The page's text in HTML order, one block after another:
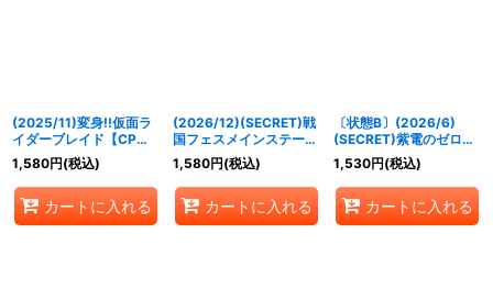
(2025/11)変身!!仮面ラ
イダーブレイド【CP】
{CB34-CP03}《黄》
1,580円(税込)
カートに入れる
(2026/12)(SECRET)戦
国フェスメインステージ
(フラム・サンドリアイ
ラスト/BSC51収録)
【C-SEC】{BSC23-
045}《黄》
1,580円(税込)
カートに入れる
〔状態B〕(2026/6)
(SECRET)紫電のゼロ
(LM2026収録)【X-
SEC】{PX19-04}
《紫》
1,530円(税込)
カートに入れる